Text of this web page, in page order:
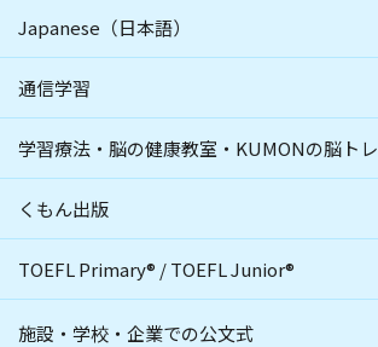
Japanese（日本語）
通信学習
学習療法・脳の健康教室・KUMONの脳トレ
くもん出版
TOEFL Primary® /TOEFL Junior®
施設・学校・企業での公文式